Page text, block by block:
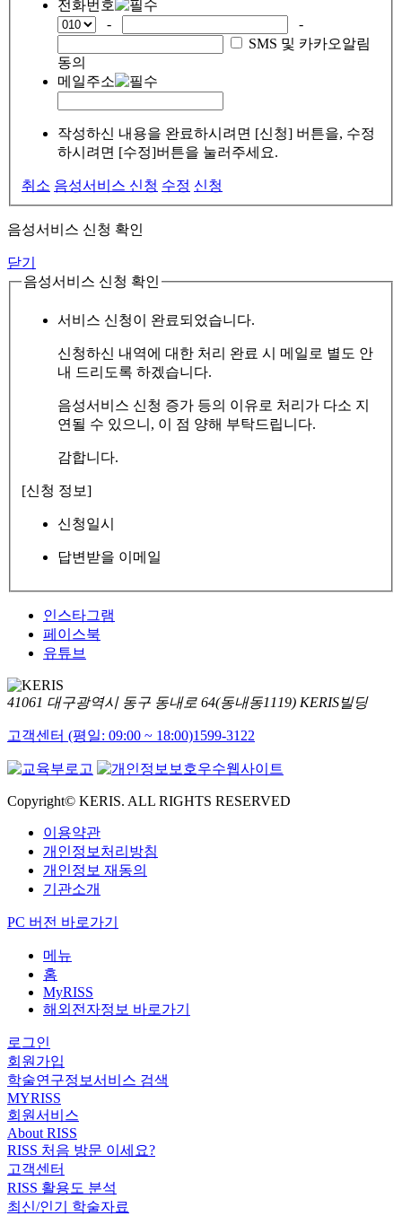
전화번호
-
-
SMS 및 카카오알림
동의
메일주소
작성하신 내용을 완료하시려면 [신청] 버튼을, 수정
하시려면 [수정]버튼을 눌러주세요.
취소 음성서비스 신청 수정 신청
음성서비스 신청 확인
닫기
음성서비스 신청 확인
서비스 신청이 완료되었습니다.
신청하신 내역에 대한 처리 완료 시 메일로 별도 안
내 드리도록 하겠습니다.
음성서비스 신청 증가 등의 이유로 처리가 다소 지
연될 수 있으니, 이 점 양해 부탁드립니다.
감합니다.
[신청 정보]
신청일시
답변받을 이메일
인스타그램
페이스북
유튜브
41061 대구광역시 동구 동내로 64(동내동1119) KERIS빌딩
고객센터 (평일: 09:00 ~ 18:00)1599-3122
Copyright© KERIS. ALL RIGHTS RESERVED
이용약관
개인정보처리방침
개인정보 재동의
기관소개
PC 버전 바로가기
메뉴
홈
MyRISS
해외전자정보 바로가기
로그인
회원가입
학술연구정보서비스 검색
MYRISS
회원서비스
About RISS
RISS 처음 방문 이세요?
고객센터
RISS 활용도 분석
최신/인기 학술자료